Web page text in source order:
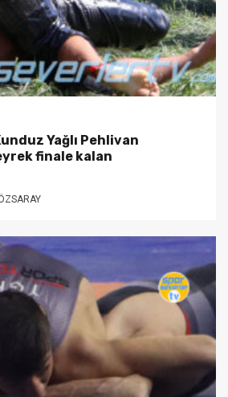
Yağlı Pehlivan
finale kalan